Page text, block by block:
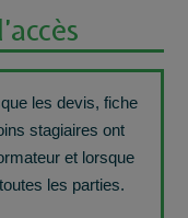
les devis, fiche
stagiaires ont
et lorsque
les parties.